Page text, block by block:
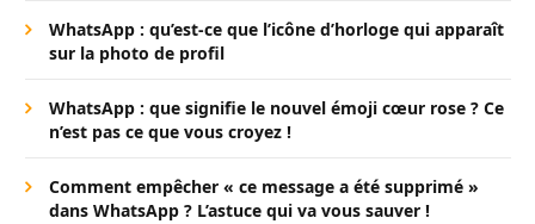
WhatsApp : qu’est-ce que l’icône d’horloge qui apparaît
sur la photo de profil
WhatsApp : que signifie le nouvel émoji cœur rose ? Ce
n’est pas ce que vous croyez !
Comment empêcher « ce message a été supprimé »
dans WhatsApp ? L’astuce qui va vous sauver !